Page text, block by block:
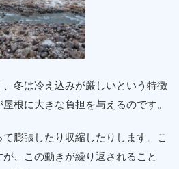
冬は冷え込みが厳しいという特徴
根に大きな負担を与えるのです。
膨張したり収縮したりします。こ
、この動きが繰り返されること